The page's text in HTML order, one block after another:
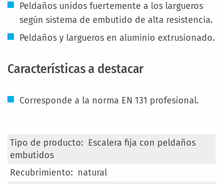
Peldaños unidos fuertemente a los largueros
según sistema de embutido de alta resistencia.
Peldaños y largueros en aluminio extrusionado.
Características a destacar
Corresponde a la norma EN 131 profesional.
Más
Información
Escalera fija con peldaños
embutidos
natural